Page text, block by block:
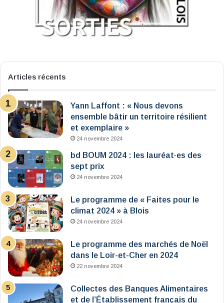
Articles récents
Yann Laffont : « Nous devons
ensemble bâtir un territoire résilient
et exemplaire »
24 novembre 2024
bd BOUM 2024 : les lauréat·es des
sept prix
24 novembre 2024
Le programme de « Faites pour le
climat 2024 » à Blois
24 novembre 2024
Le programme des marchés de Noël
dans le Loir-et-Cher en 2024
22 novembre 2024
Collectes des Banques Alimentaires
et de l’Établissement français du